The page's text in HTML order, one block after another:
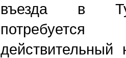
въезда в